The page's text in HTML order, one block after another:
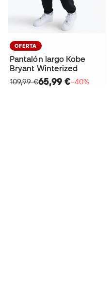
OFERTA
Pantalón largo Kobe
Bryant Winterized
109,99 €65,99 €−40%